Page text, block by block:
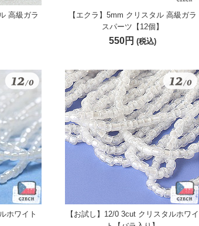
高級ガラ
【エクラ】5mm クリスタル 高級ガラ
スパーツ【12個】
550円 (税込)
ホワイト
【お試し】12/0 3cut クリスタルホワイ